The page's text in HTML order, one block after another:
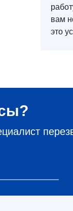
вам
это